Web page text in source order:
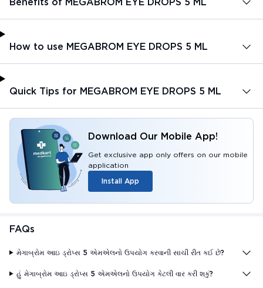
How to use MEGABROM EYE DROPS 5 ML
Quick Tips for MEGABROM EYE DROPS 5 ML
Download Our Mobile App!
Get exclusive app only offers on our mobile
application
Install App
FAQs
મેગાબ્રોમ આઇ ડ્રોપ્સ 5 એમએલનો ઉપયોગ કરવાની સાચી રીત કઈ છે?
હું મેગાબ્રોમ આઇ ડ્રોપ્સ 5 એમએલનો ઉપયોગ કેટલી વાર કરી શકું?